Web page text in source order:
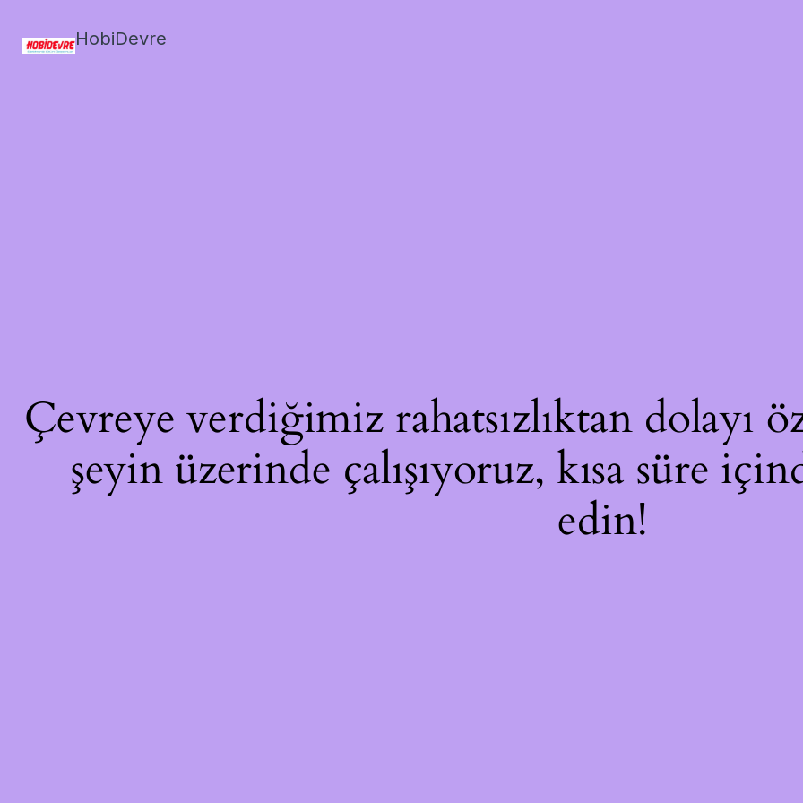
HobiDevre
Çevreye verdiğimiz rahatsızlıktan dolayı
şeyin üzerinde çalışıyoruz, kısa süre
edin!